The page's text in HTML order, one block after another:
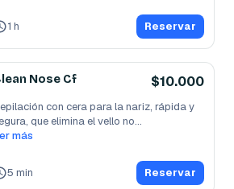
1 h Reservar
Nose Cf $10.000
con cera para la nariz, rápida y
que elimina el vello no...
más
5 min Reservar